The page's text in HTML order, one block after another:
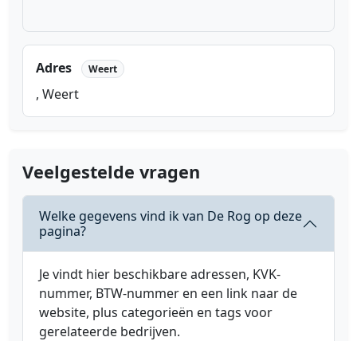
Adres Weert
, Weert
Veelgestelde vragen
Welke gegevens vind ik van De Rog op deze
pagina?
Je vindt hier beschikbare adressen, KVK-
nummer, BTW-nummer en een link naar de
website, plus categorieën en tags voor
gerelateerde bedrijven.